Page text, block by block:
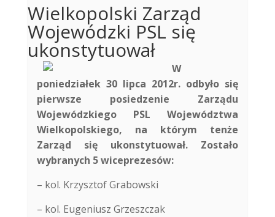
Wielkopolski Zarząd
Wojewódzki PSL się
ukonstytuował
W
poniedziałek 30 lipca 2012r. odbyło się
pierwsze posiedzenie Zarządu
Wojewódzkiego PSL Województwa
Wielkopolskiego, na którym tenże
Zarząd się ukonstytuował. Zostało
wybranych 5 wiceprezesów:
– kol. Krzysztof Grabowski
– kol. Eugeniusz Grzeszczak